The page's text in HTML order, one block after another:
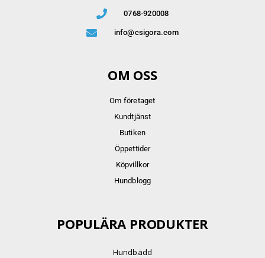
0768-920008
info@csigora.com
OM OSS
Om företaget
Kundtjänst
Butiken
Öppettider
Köpvillkor
Hundblogg
POPULÄRA PRODUKTER
Hundbädd